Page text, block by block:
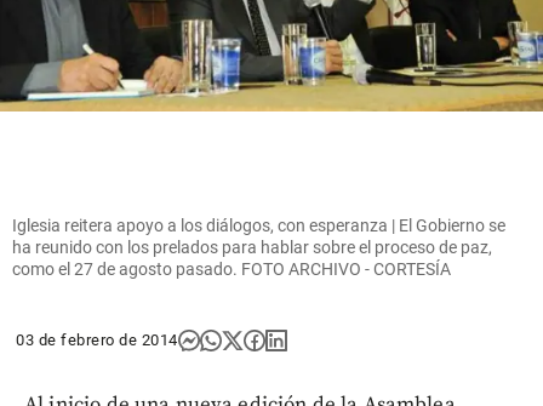
Iglesia reitera apoyo a los diálogos, con esperanza | El Gobierno se
ha reunido con los prelados para hablar sobre el proceso de paz,
como el 27 de agosto pasado. FOTO ARCHIVO - CORTESÍA
03 de febrero de 2014